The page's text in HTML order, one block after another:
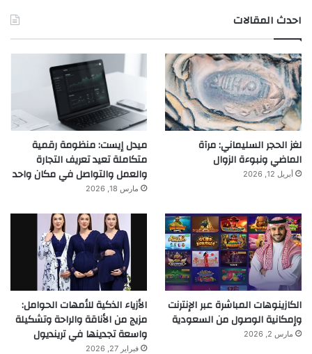
احدث المقالات
لغز الحجر السليماني: مرآة
الماضي ونبوءة الزوال
أبريل 12, 2026
ميدل إيست: منظومة رقمية
متكاملة تعيد تعريف التجارة
والعمل والتواصل في مكان واحد
مارس 18, 2026
الكازينوهات المباشرة عبر الإنترنت
وإمكانية الوصول من السعودية
مارس 2, 2026
الأزياء الذكية للأمهات الحوامل:
مزيج من الأناقة والراحة وتشكيلة
واسعة تجدينها في ترينديول
فبراير 27, 2026